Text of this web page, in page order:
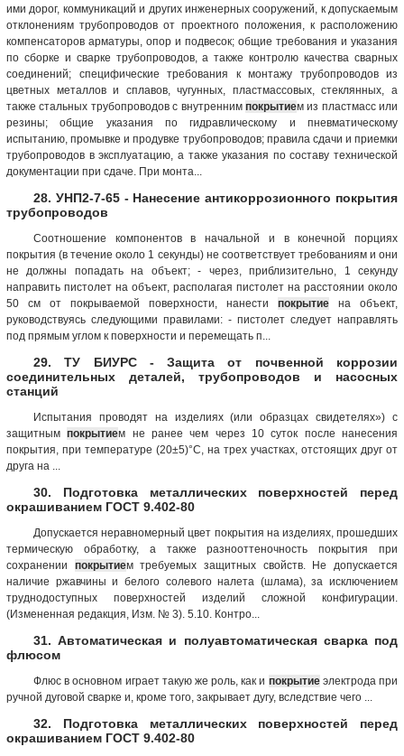
ими дорог, коммуникаций и других инженерных сооружений, к допускаемым
отклонениям трубопроводов от проектного положения, к расположению
компенсаторов арматуры, опор и подвесок; общие требования и указания
по сборке и сварке трубопроводов, а также контролю качества сварных
соединений; специфические требования к монтажу трубопроводов из
цветных металлов и сплавов, чугунных, пластмассовых, стеклянных, а
также стальных трубопроводов с внутренним покрытием из пластмасс или
резины; общие указания по гидравлическому и пневматическому
испытанию, промывке и продувке трубопроводов; правила сдачи и приемки
трубопроводов в эксплуатацию, а также указания по составу технической
документации при сдаче. При монта...
28. УНП2-7-65 - Нанесение антикоррозионного покрытия
трубопроводов
Соотношение компонентов в начальной и в конечной порциях
покрытия (в течение около 1 секунды) не соответствует требованиям и они
не должны попадать на объект; - через, приблизительно, 1 секунду
направить пистолет на объект, располагая пистолет на расстоянии около
50 см от покрываемой поверхности, нанести покрытие на объект,
руководствуясь следующими правилами: - пистолет следует направлять
под прямым углом к поверхности и перемещать п...
29. ТУ БИУРС - Защита от почвенной коррозии
соединительных деталей, трубопроводов и насосных
станций
Испытания проводят на изделиях (или образцах свидетелях») с
защитнымпокрытием не ранее чем через 10 суток после нанесения
покрытия, при температуре (20±5)°С, на трех участках, отстоящих друг от
друга на ...
30. Подготовка металлических поверхностей перед
окрашиванием ГОСТ 9.402-80
Допускается неравномерный цвет покрытия на изделиях, прошедших
термическую обработку, а также разнооттеночность покрытия при
сохранении покрытием требуемых защитных свойств. Не допускается
наличие ржавчины и белого солевого налета (шлама), за исключением
труднодоступных поверхностей изделий сложной конфигурации.
(Измененная редакция, Изм. № 3). 5.10. Контро...
31. Автоматическая и полуавтоматическая сварка под
флюсом
Флюс в основном играет такую же роль, как и покрытиеэлектрода при
ручной дуговой сварке и, кроме того, закрывает дугу, вследствие чего ...
32. Подготовка металлических поверхностей перед
окрашиванием ГОСТ 9.402-80